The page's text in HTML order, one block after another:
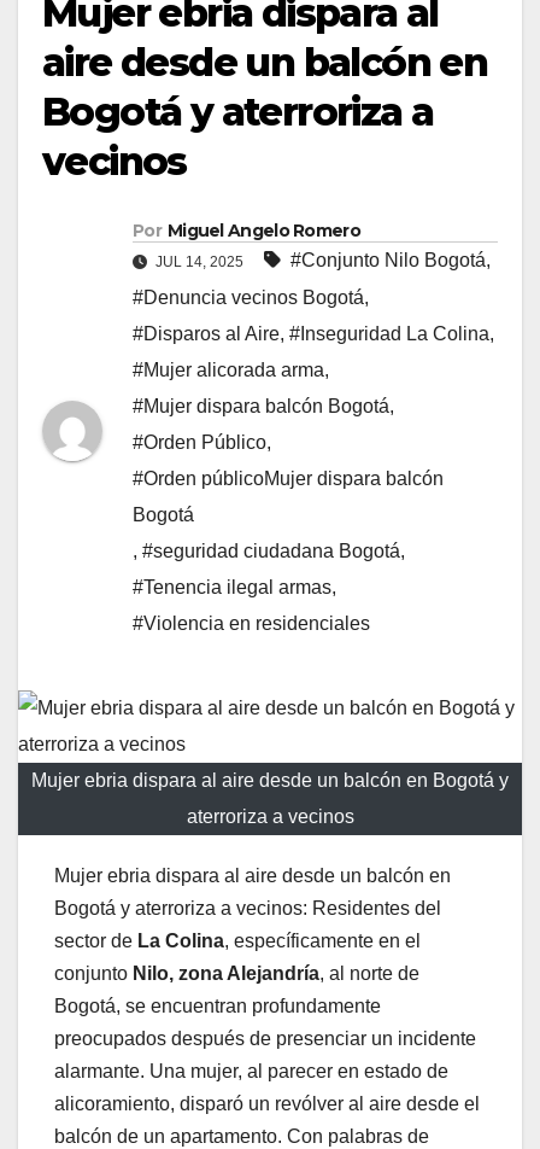
Mujer ebria dispara al
aire desde un balcón en
Bogotá y aterroriza a
vecinos
Por Miguel Angelo Romero
JUL 14, 2025 #Conjunto Nilo Bogotá,
#Denuncia vecinos Bogotá,
#Disparos al Aire, #Inseguridad La Colina,
#Mujer alicorada arma,
#Mujer dispara balcón Bogotá,
#Orden Público,
#Orden públicoMujer dispara balcón
Bogotá
, #seguridad ciudadana Bogotá,
#Tenencia ilegal armas,
#Violencia en residenciales
Mujer ebria dispara al aire desde un balcón en Bogotá y
aterroriza a vecinos
Mujer ebria dispara al aire desde un balcón en
Bogotá y aterroriza a vecinos: Residentes del
sector de La Colina, específicamente en el
conjunto Nilo, zona Alejandría, al norte de
Bogotá, se encuentran profundamente
preocupados después de presenciar un incidente
alarmante. Una mujer, al parecer en estado de
alicoramiento, disparó un revólver al aire desde el
balcón de un apartamento. Con palabras de